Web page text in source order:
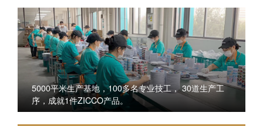
5000平米生产基地，100多名专业技工， 30道生产工
序，成就1件ZICCO产品。